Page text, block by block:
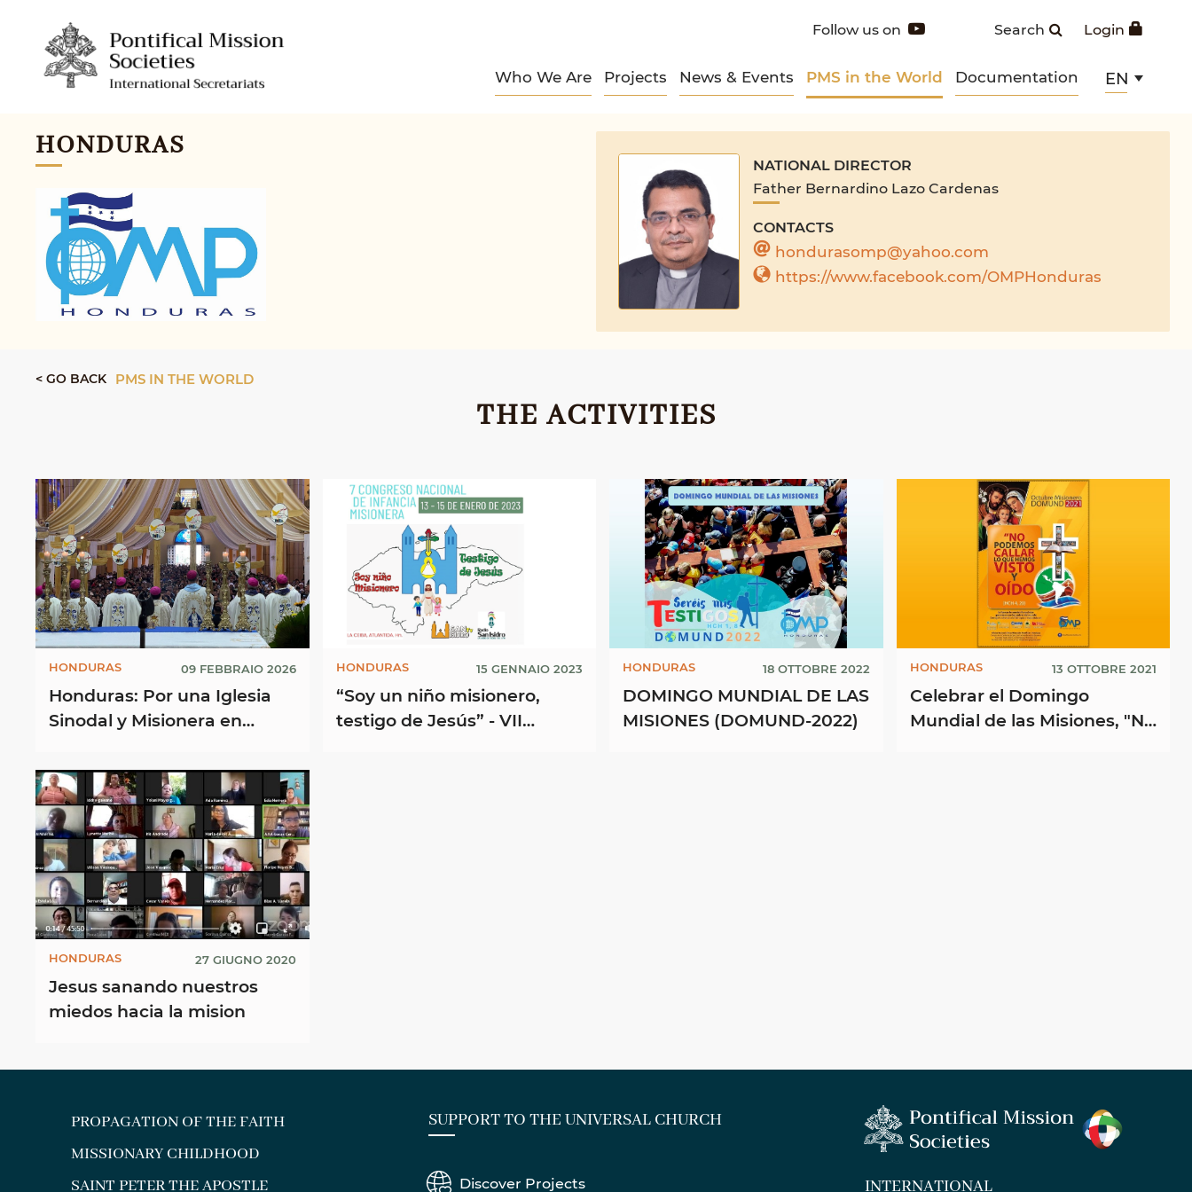
Login
Search
Follow us on
Who We Are Projects News & Events PMS in the World Documentation EN
HONDURAS
NATIONAL DIRECTOR
Father Bernardino Lazo Cardenas
CONTACTS
hondurasomp@yahoo.com
https://www.facebook.com/OMPHonduras
< GO BACK PMS IN THE WORLD
THE ACTIVITIES
HONDURAS 09 FEBBRAIO 2026
Honduras: Por una Iglesia
Sinodal y Misionera en
HONDURAS 15 GENNAIO 2023
“Soy un niño misionero,
testigo de Jesús” - VII
HONDURAS 18 OTTOBRE 2022
DOMINGO MUNDIAL DE LAS
MISIONES (DOMUND-2022)
HONDURAS 13 OTTOBRE 2021
Celebrar el Domingo
Mundial de las Misiones, "No
HONDURAS 27 GIUGNO 2020
Jesus sanando nuestros
miedos hacia la mision
PROPAGATION OF THE FAITH
MISSIONARY CHILDHOOD
SAINT PETER THE APOSTLE
SUPPORT TO THE UNIVERSAL CHURCH
Discover Projects INTERNATIONAL